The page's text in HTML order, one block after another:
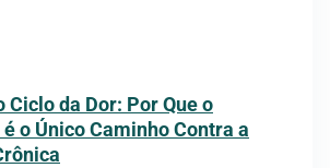
Ciclo da Dor: Por Que o
o Único Caminho Contra a